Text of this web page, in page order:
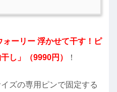
ォーリー 浮かせて干す！ピ
し」（9990円）
！
ズの専用ピンで固定する